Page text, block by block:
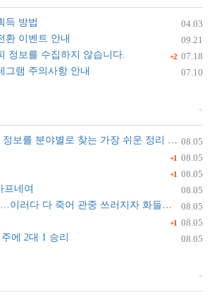
04.03
득 방법
09.21
환 이벤트 안내
+2 07.18
정보를 수집하지 않습니다.
07.10
그램 주의사항 안내
+
08.05
를 분야별로 찾는 가장 쉬운 정리 방법
+1 08.05
+1 08.05
08.05
프네여
08.05
다 다 죽어 관중 쓰러지자 화들짝 [자막뉴스]
+1 08.05
08.05
에 2대 1 승리
+